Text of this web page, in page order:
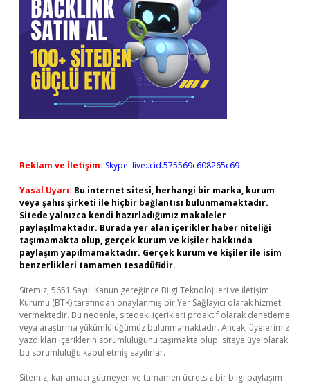
Reklam ve İletişim: Skype: live:.cid.575569c608265c69
Yasal Uyarı: Bu internet sitesi, herhangi bir marka, kurum
veya şahıs şirketi ile hiçbir bağlantısı bulunmamaktadır.
Sitede yalnızca kendi hazırladığımız makaleler
paylaşılmaktadır. Burada yer alan içerikler haber niteliği
taşımamakta olup, gerçek kurum ve kişiler hakkında
paylaşım yapılmamaktadır. Gerçek kurum ve kişiler ile isim
benzerlikleri tamamen tesadüfidir.
Sitemiz, 5651 Sayılı Kanun gereğince Bilgi Teknolojileri ve İletişim
Kurumu (BTK) tarafından onaylanmış bir Yer Sağlayıcı olarak hizmet
vermektedir. Bu nedenle, sitedeki içerikleri proaktif olarak denetleme
veya araştırma yükümlülüğümüz bulunmamaktadır. Ancak, üyelerimiz
yazdıkları içeriklerin sorumluluğunu taşımakta olup, siteye üye olarak
bu sorumluluğu kabul etmiş sayılırlar.
Sitemiz, kar amacı gütmeyen ve tamamen ücretsiz bir bilgi paylaşım